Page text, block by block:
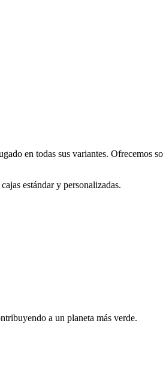
en todas sus variantes.
estándar y personalizadas.
a un planeta más verde.